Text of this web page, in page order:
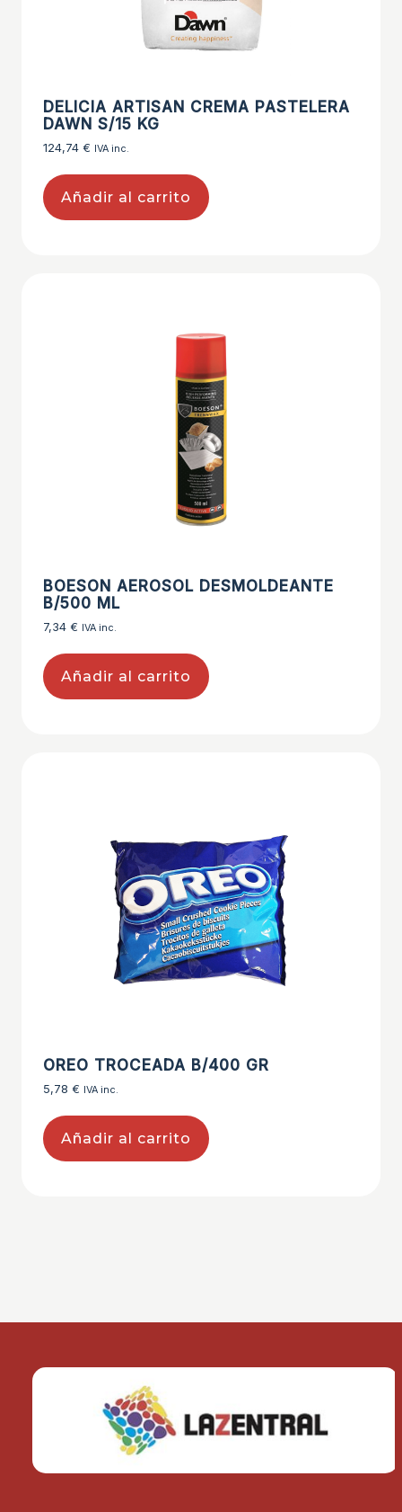
DELICIA ARTISAN CREMA PASTELERA
DAWN S/15 KG
124,74 € IVA inc.
Añadir al carrito
BOESON AEROSOL DESMOLDEANTE
B/500 ML
7,34 € IVA inc.
Añadir al carrito
OREO TROCEADA B/400 GR
5,78 € IVA inc.
Añadir al carrito